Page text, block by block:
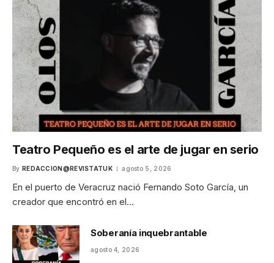
Teatro Pequeño es el arte de jugar en serio
By REDACCION@REVISTATUK agosto 5, 2026
En el puerto de Veracruz nació Fernando Soto García, un
creador que encontró en el…
Soberanía inquebrantable
agosto 4, 2026